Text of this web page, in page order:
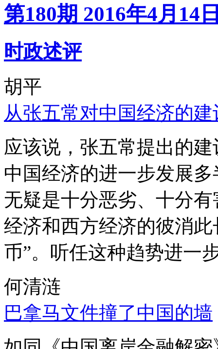
第180期 2016年4月14
时政述评
胡平
从张五常对中国经济的
应该说，张五常提出的
中国经济的进一步发展
无疑是十分恶劣、十分
经济和西方经济的彼消
币”。听任这种趋势进一
何清涟
巴拿马文件撞了中国的墙